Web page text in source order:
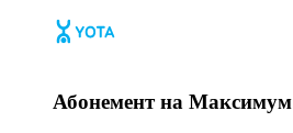
Абонемент на Максимум